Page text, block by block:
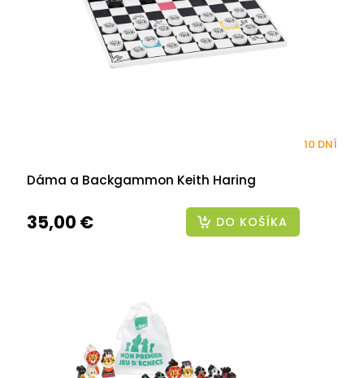
Dáma a Backgammon Keith Haring
10 DNÍ
35,00 € DO KOŠÍKA